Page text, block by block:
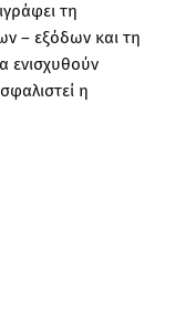
τη
– εξόδων και τη
ενισχυθούν
η